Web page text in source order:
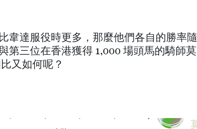
韋達服役時更多，那麼他們各自的勝率隨
第三位在香港獲得 1,000 場頭馬的騎師莫
又如何呢？